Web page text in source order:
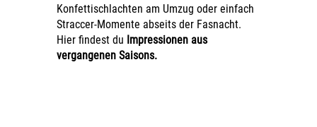
Konfettischlachten am Umzug oder einfach
Straccer-Momente abseits der Fasnacht.
Hier findest du Impressionen aus
vergangenen Saisons.